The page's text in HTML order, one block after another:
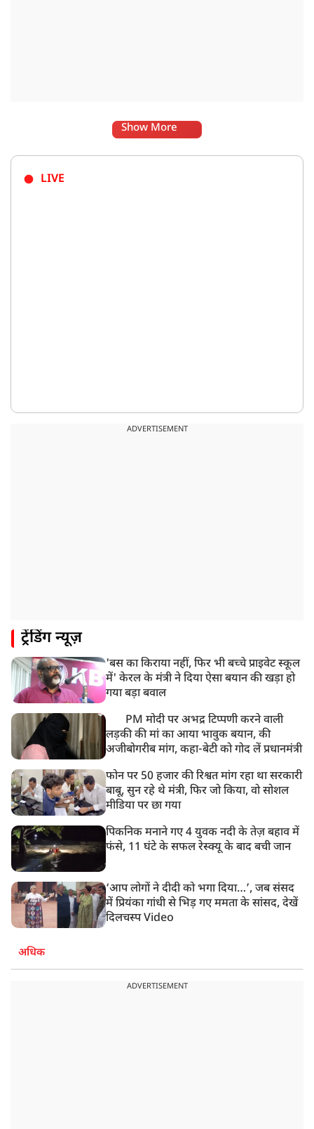
Show More
LIVE
ADVERTISEMENT
ट्रेंडिंग न्यूज़
'बस का किराया नहीं, फिर भी बच्चे प्राइवेट स्कूल
में' केरल के मंत्री ने दिया ऐसा बयान की खड़ा हो
गया बड़ा बवाल
PM मोदी पर अभद्र टिप्पणी करने वाली
लड़की की मां का आया भावुक बयान, की
अजीबोगरीब मांग, कहा-बेटी को गोद लें प्रधानमंत्री
फोन पर 50 हजार की रिश्वत मांग रहा था सरकारी
बाबू, सुन रहे थे मंत्री, फिर जो किया, वो सोशल
मीडिया पर छा गया
पिकनिक मनाने गए 4 युवक नदी के तेज़ बहाव में
फंसे, 11 घंटे के सफल रेस्क्यू के बाद बची जान
‘आप लोगों ने दीदी को भगा दिया…’, जब संसद
में प्रियंका गांधी से भिड़ गए ममता के सांसद, देखें
दिलचस्प Video
अधिक
ADVERTISEMENT